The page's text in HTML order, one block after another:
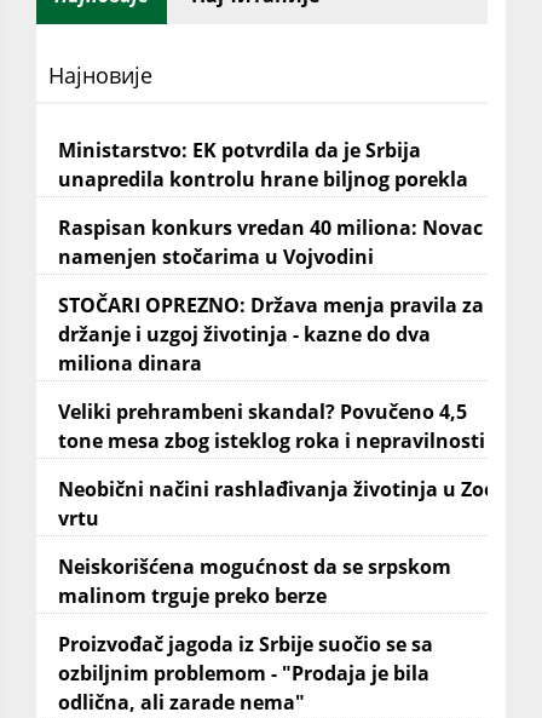
Најновије
Ministarstvo: EK potvrdila da je Srbija
unapredila kontrolu hrane biljnog porekla
Raspisan konkurs vredan 40 miliona: Novac
namenjen stočarima u Vojvodini
STOČARI OPREZNO: Država menja pravila za
držanje i uzgoj životinja - kazne do dva
miliona dinara
Veliki prehrambeni skandal? Povučeno 4,5
tone mesa zbog isteklog roka i nepravilnosti
Neobični načini rashlađivanja životinja u Zoo
vrtu
Neiskorišćena mogućnost da se srpskom
malinom trguje preko berze
Proizvođač jagoda iz Srbije suočio se sa
ozbiljnim problemom - "Prodaja je bila
odlična, ali zarade nema"